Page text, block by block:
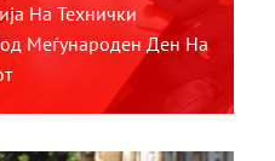
На Технички
Меѓународен Ден На